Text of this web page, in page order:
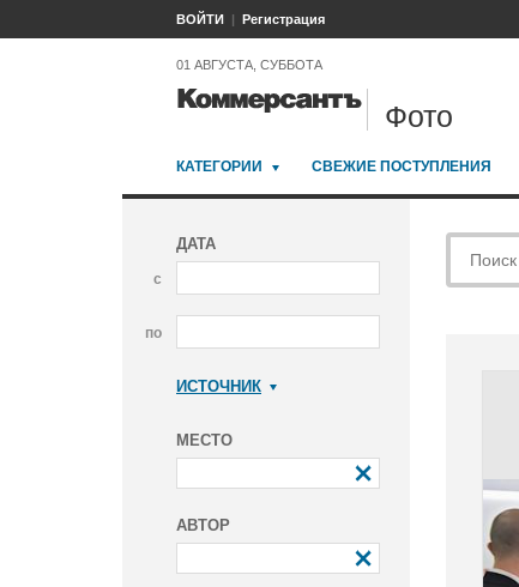
ВОЙТИ Регистрация
01 АВГУСТА, СУББОТА
Фото
КАТЕГОРИИ СВЕЖИЕ ПОСТУПЛЕНИЯ
ДАТА
с
по
ИСТОЧНИК
МЕСТО
АВТОР